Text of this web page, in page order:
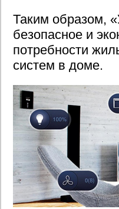
Таким образом,
безопасное и
потребности
систем в доме.